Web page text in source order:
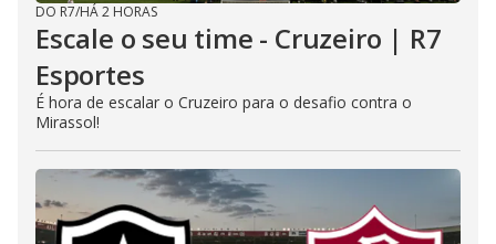
DO R7/HÁ 2 HORAS
Escale o seu time - Cruzeiro | R7
Esportes
É hora de escalar o Cruzeiro para o desafio contra o
Mirassol!